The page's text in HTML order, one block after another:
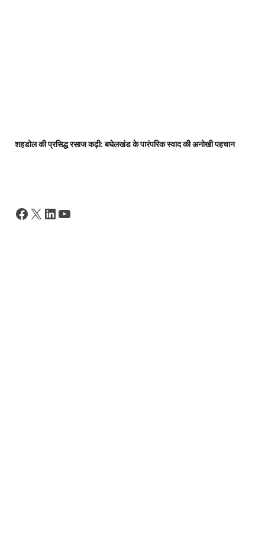
शहडोल की प्रसिद्ध रसाज कढ़ी: बघेलखंड के पारंपरिक स्वाद की अनोखी पहचान
Facebook
X LinkedIn
YouTube